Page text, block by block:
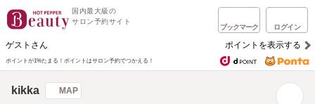
国内最大級の
サロン予約サイト
ブックマーク ログイン
ゲストさん ポイントを表示する
ポイントが1%たまる！ ポイントはサロン予約でつかえる！
kikka MAP